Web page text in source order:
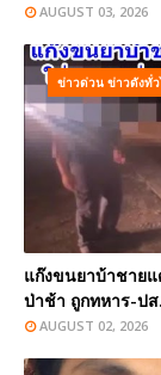
AUGUST 03, 2026
ข่าวด่วน ข่าวดังทั่
แก๊งขนยาบ้าชาย
ป่าช้า ถูกทหาร-ป
AUGUST 02, 2026